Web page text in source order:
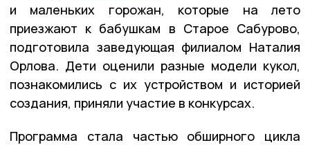
и маленьких горожан, которые на лето
приезжают к бабушкам в Старое Сабурово,
подготовила заведующая филиалом Наталия
Орлова. Дети оценили разные модели кукол,
познакомились с их устройством и историей
создания, приняли участие в конкурсах.
Программа стала частью обширного цикла